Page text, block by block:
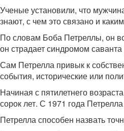
Ученые установили, что
знают, с чем это связано и
По словам Боба Петреллы, он
он страдает синдромом
Сам Петрелла привык к
события, исторические или
Начиная с пятилетнего
сорок лет. С 1971 года
Петрелла способен назвать